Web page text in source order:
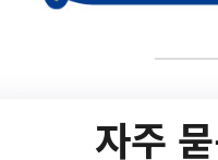
주시워터파크 신규회
자주